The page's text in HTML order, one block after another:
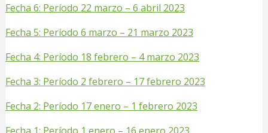
Fecha 6: Período 22 marzo – 6 abril 2023
Fecha 5: Período 6 marzo – 21 marzo 2023
Fecha 4: Período 18 febrero – 4 marzo 2023
Fecha 3: Período 2 febrero – 17 febrero 2023
Fecha 2: Período 17 enero – 1 febrero 2023